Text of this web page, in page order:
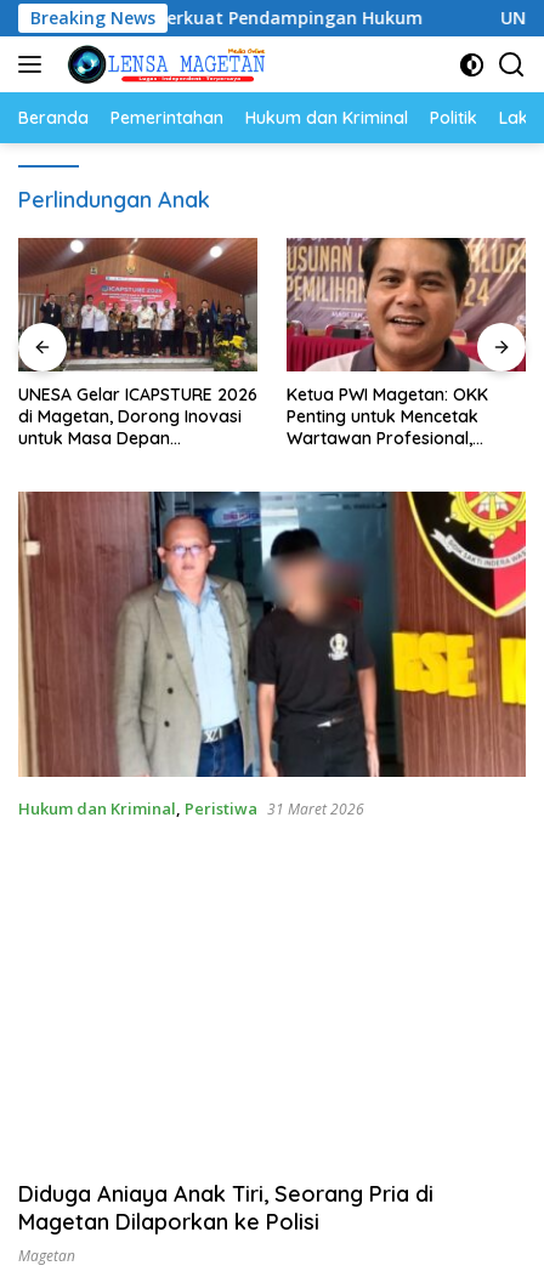
Langsung
ke
konten
Breaking News
Siap Perkuat Pendampingan Hukum UNESA Gelar
Beranda Pemerintahan Hukum dan Kriminal Politik
Perlindungan Anak
UNESA Gelar ICAPSTURE 2026
di Magetan, Dorong Inovasi
untuk Masa Depan
Ketua PWI Magetan: OKK
Penting untuk Mencetak
Wartawan Profesional,
Hukum dan Kriminal, Peristiwa 31 Maret 2026
Diduga Aniaya Anak Tiri, Seorang Pria di
Magetan Dilaporkan ke Polisi
Magetan